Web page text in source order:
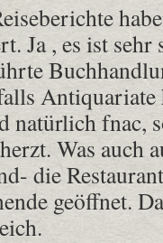
Ja , es ist sehr
Antiquariate
natürlich fnac,
Was auch
die
geöffnet.